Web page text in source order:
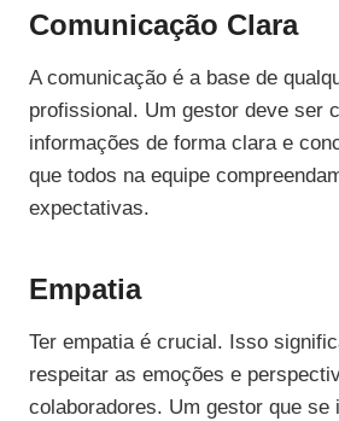
Comunicação Clara
A comunicação é a base de
profissional. Um gestor deve ser
informações de forma clara e
que todos na equipe
expectativas.
Empatia
Ter empatia é crucial. Isso
respeitar as emoções e
colaboradores. Um gestor que se